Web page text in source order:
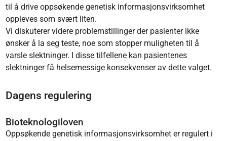
til å drive oppsøkende genetisk informasjonsvirksomhet
oppleves som svært liten.
Vi diskuterer videre problemstillinger der pasienter ikke
ønsker å la seg teste, noe som stopper muligheten til å
varsle slektninger. I disse tilfellene kan pasientenes
slektninger få helsemessige konsekvenser av dette valget.
Dagens regulering
Bioteknologiloven
Oppsøkende genetisk informasjonsvirksomhet er regulert i